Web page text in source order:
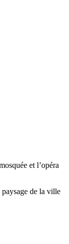
et l’opéra
de la ville